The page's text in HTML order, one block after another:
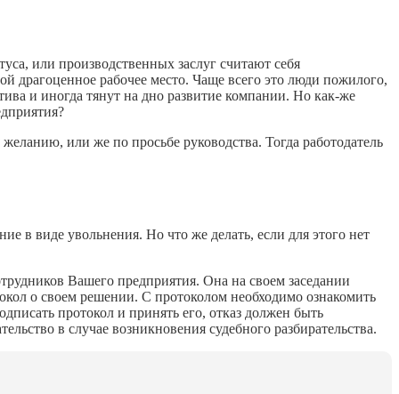
или производственных заслуг считают себя
драгоценное рабочее место. Чаще всего это люди пожилого,
и иногда тянут на дно развитие компании. Но как-же
или же по просьбе руководства. Тогда работодатель
в виде увольнения. Но что же делать, если для этого нет
Вашего предприятия. Она на своем заседании
о своем решении. С протоколом необходимо ознакомить
протокол и принять его, отказ должен быть
в случае возникновения судебного разбирательства.